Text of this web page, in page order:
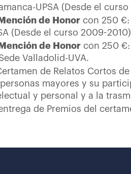
UPSA (Desde el
de Honor con 250 €:
(Desde el curso 2009-
de Honor con 250 €:
Valladolid-UVA.
de Relatos Cortos
personas mayores y su
y personal y a la
de Premios del